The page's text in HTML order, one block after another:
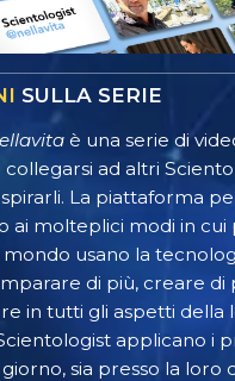
SULLA SERIE
è una serie di
ad altri
La piattaforma
ai molteplici modi in cui
usano la
di più, creare di
in tutti gli aspetti della
applicano i
sia presso la loro